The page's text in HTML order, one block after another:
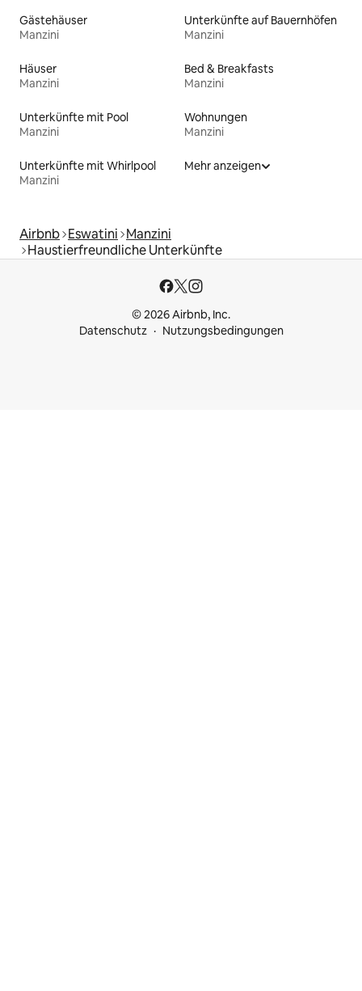
Gästehäuser
Manzini
Unterkünfte auf Bauernhöfen
Manzini
Häuser
Manzini
Bed & Breakfasts
Manzini
Unterkünfte mit Pool
Manzini
Wohnungen
Manzini
Unterkünfte mit Whirlpool
Manzini
Mehr anzeigen
Airbnb Eswatini Manzini
Haustierfreundliche Unterkünfte
© 2026 Airbnb, Inc.
Datenschutz
Nutzungsbedingungen